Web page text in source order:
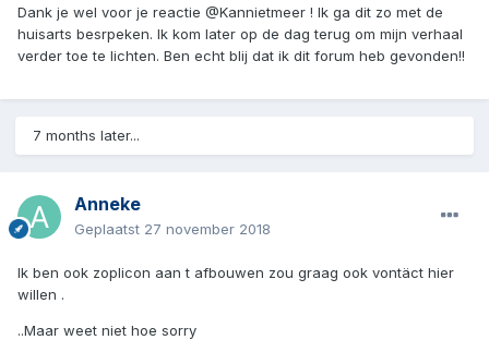
dan kan je meedoen in onze gesprekken van iedere dag, in
de Huiskamer van de dag, onder Ditjes en datjes en
Dagraad.
gaat. De benzohel is met niets te vergelijken
Dank je wel voor je reactie @Kannietmeer ! Ik ga dit zo met de
huisarts besrpeken. Ik kom later op de dag terug om mijn verhaal
verder toe te lichten. Ben echt blij dat ik dit forum heb gevonden!!
7 months later...
Anneke
Geplaatst 27 november 2018
Ik ben ook zoplicon aan t afbouwen zou graag ook vontäct hier
willen .
..Maar weet niet hoe sorry